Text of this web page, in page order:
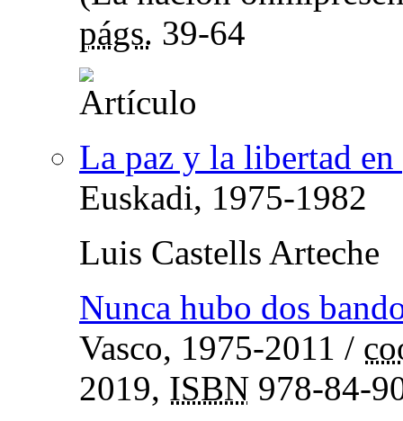
págs. 39-64
La paz y la libertad
Euskadi, 1975-1982
Luis Castells Arteche
Nunca hubo dos
Vasco, 1975-2011 /
2019, ISBN 978-84-